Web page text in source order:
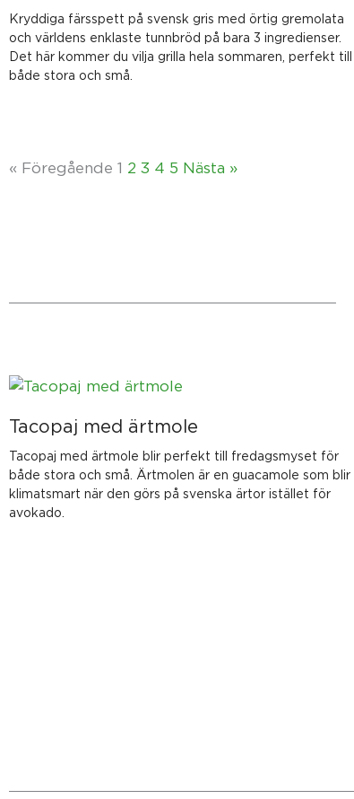
Kryddiga färsspett på svensk gris med örtig gremolata
och världens enklaste tunnbröd på bara 3 ingredienser.
Det här kommer du vilja grilla hela sommaren, perfekt till
både stora och små.
« Föregående 1 2 3 4 5 Nästa »
Tacopaj med ärtmole
Tacopaj med ärtmole blir perfekt till fredagsmyset för
både stora och små. Ärtmolen är en guacamole som blir
klimatsmart när den görs på svenska ärtor istället för
avokado.